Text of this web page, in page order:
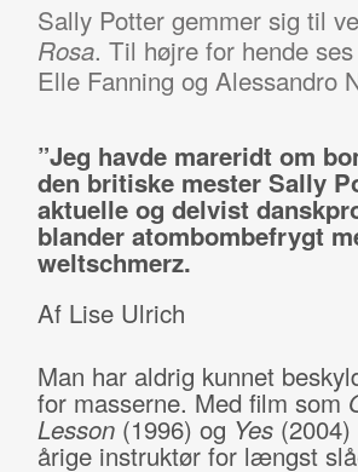
Sally Potter gemmer sig til
Rosa. Til højre for hende
Elle Fanning og Alessandro
”Jeg havde mareridt om
den britiske mester Sally
aktuelle og delvist
blander atombombefrygt
weltschmerz.
Af Lise Ulrich
Man har aldrig kunnet
for masserne. Med film som
Lesson(1996) og Yes(2004)
årige instruktør for længst